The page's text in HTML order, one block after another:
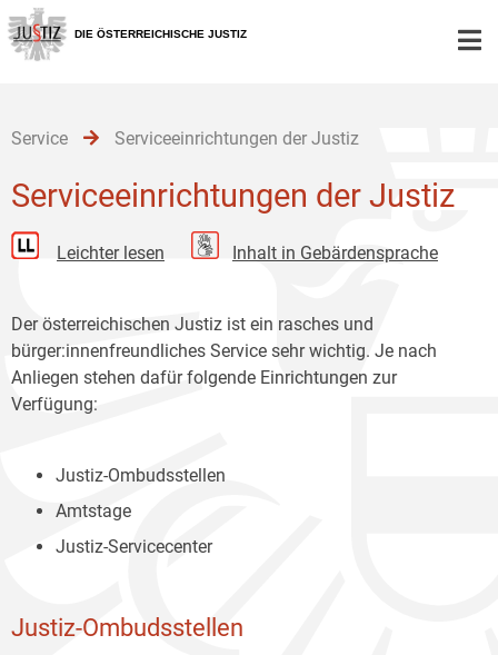
Zur
Hauptnavigation
[1]
Zum
Inhalt
[2]
Zum
Untermenü
[3]
DIE ÖSTERREICHISCHE JUSTIZ
Service Serviceeinrichtungen der Justiz
Serviceeinrichtungen der Justiz
Leichter lesen Inhalt in Gebärdensprache
Der österreichischen Justiz ist ein rasches und
bürger:innenfreundliches Service sehr wichtig. Je nach
Anliegen stehen dafür folgende Einrichtungen zur
Verfügung:
Justiz-Ombudsstellen
Amtstage
Justiz-Servicecenter
Justiz-Ombudsstellen